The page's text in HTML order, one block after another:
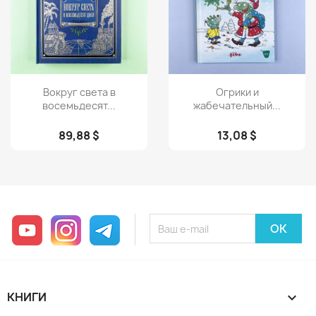
Просмотр
Вокруг света в
восемьдесят...
89,88 $
Просмотр
Огрики и
жабечательный...
13,08 $
YouTube InstagramTelegram
КНИГИ 